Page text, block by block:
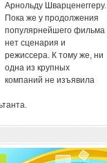
Арнольду Шварценеггеру.
Пока же у продолжения
популярнейшего фильма
нет сценария и
режиссера. К тому же, ни
одна из крупных
компаний не изъявила